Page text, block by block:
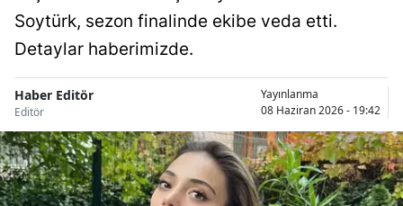
Antalya
Aydın
Balıkesir
Bilecik
Soytürk, sezon finalinde ekibe veda etti.
Detaylar haberimizde.
Haber Editör
Editör
Yayınlanma
08 Haziran 2026 - 19:42